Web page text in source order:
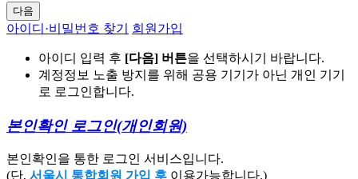
다음
아이디·비밀번호 찾기 회원가입
아이디 입력 후 [다음] 버튼을 선택하시기 바랍니다.
계정정보 노출 방지를 위해 공용 기기가 아닌 개인 기기
로 로그인합니다.
본인확인 로그인(개인회원)
본인확인을 통한 로그인 서비스입니다.
(단, 서울시 통합회원 가입 후 이용가능합니다.)